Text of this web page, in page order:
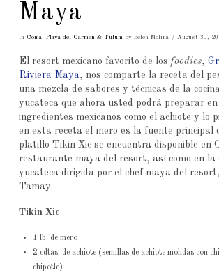
Maya
In Coma, Playa del Carmen & Tulumby Belen Molina August 30,
El resort mexicano favorito de los foodies,
Riviera Maya, nos comparte la receta del
una mezcla de sabores y técnicas de la
yucateca que ahora usted podrá preparar en
ingredientes mexicanos como el achiote y lo
en esta receta el mero es la fuente principal
platillo Tikin Xic se encuentra disponible en
restaurante maya del resort, así como en la
yucateca dirigida por el chef maya del
Tamay.
Tikin Xic
1 lb. de mero
2 cdtas. de achiote (semillas de achiote molidas con
chipotle)